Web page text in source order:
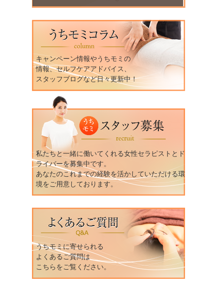
キャンペーン情報やうちモミの
情報、セルフケアアドバイス、
スタッフブログなど日々更新中！
私たちと一緒に働いてくれる女性セラピストとド
ライバーを募集中です。
あなたのこれまでの経験を活かしていただける環
境をご用意しております。
うちモミに寄せられる
よくあるご質問は
こちらをご覧ください。